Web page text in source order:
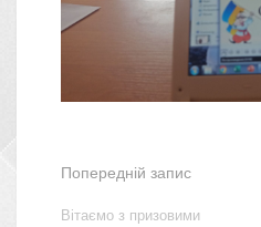
Попередній запис
Вітаємо з призовими